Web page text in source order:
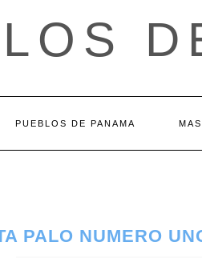
PUEBLOS DE PANAMA
PALO NUMERO